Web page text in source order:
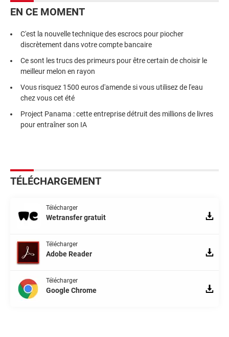
EN CE MOMENT
C'est la nouvelle technique des escrocs pour piocher
discrètement dans votre compte bancaire
Ce sont les trucs des primeurs pour être certain de choisir le
meilleur melon en rayon
Vous risquez 1500 euros d'amende si vous utilisez de l'eau
chez vous cet été
Project Panama : cette entreprise détruit des millions de livres
pour entraîner son IA
TÉLÉCHARGEMENT
Télécharger
Wetransfer gratuit
Télécharger
Adobe Reader
Télécharger
Google Chrome